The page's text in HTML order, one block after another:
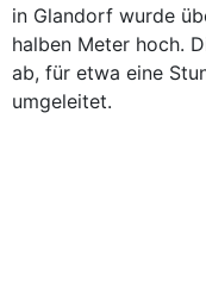
in Glandorf wurde
halben Meter hoch.
ab, für etwa eine
umgeleitet.